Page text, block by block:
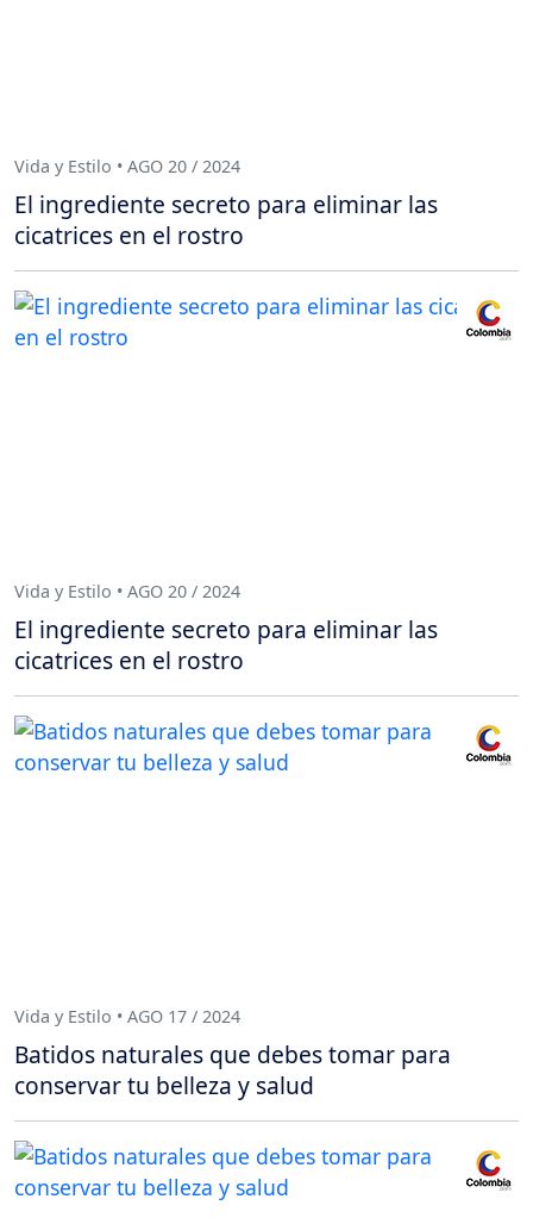
Vida y Estilo • AGO 20 / 2024
El ingrediente secreto para eliminar las
cicatrices en el rostro
Vida y Estilo • AGO 20 / 2024
El ingrediente secreto para eliminar las
cicatrices en el rostro
Vida y Estilo • AGO 17 / 2024
Batidos naturales que debes tomar para
conservar tu belleza y salud